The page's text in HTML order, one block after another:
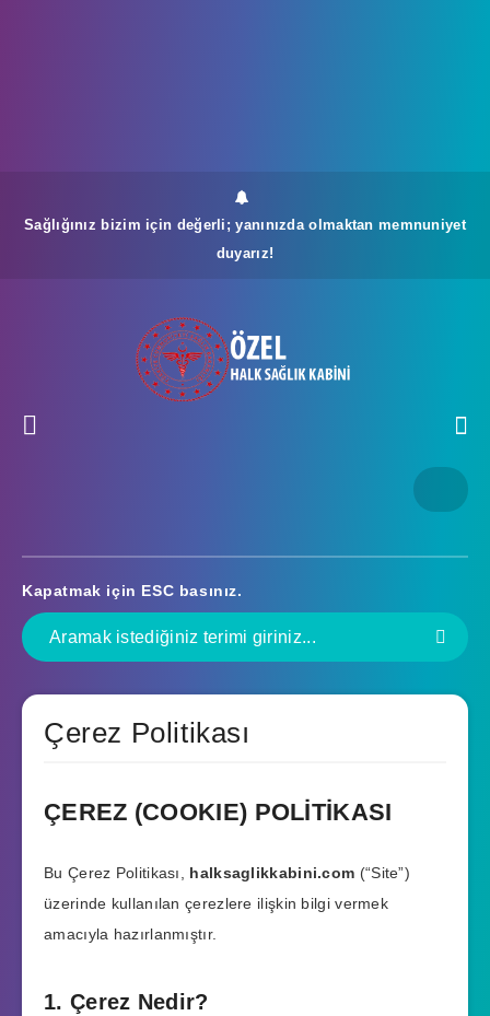
Sağlığınız bizim için değerli; yanınızda olmaktan memnuniyet
duyarız!
Kapatmak için ESC basınız.
Çerez Politikası
ÇEREZ (COOKIE) POLİTİKASI
Bu Çerez Politikası, halksaglikkabini.com (“Site”)
üzerinde kullanılan çerezlere ilişkin bilgi vermek
amacıyla hazırlanmıştır.
1. Çerez Nedir?